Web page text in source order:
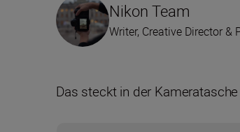
Nikon Team
Writer, Creative Director &
Das steckt in der Kameratasche